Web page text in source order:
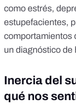
como estrés,
estupefacientes,
comportamientos
un diagnóstico de
Inercia del
qué nos